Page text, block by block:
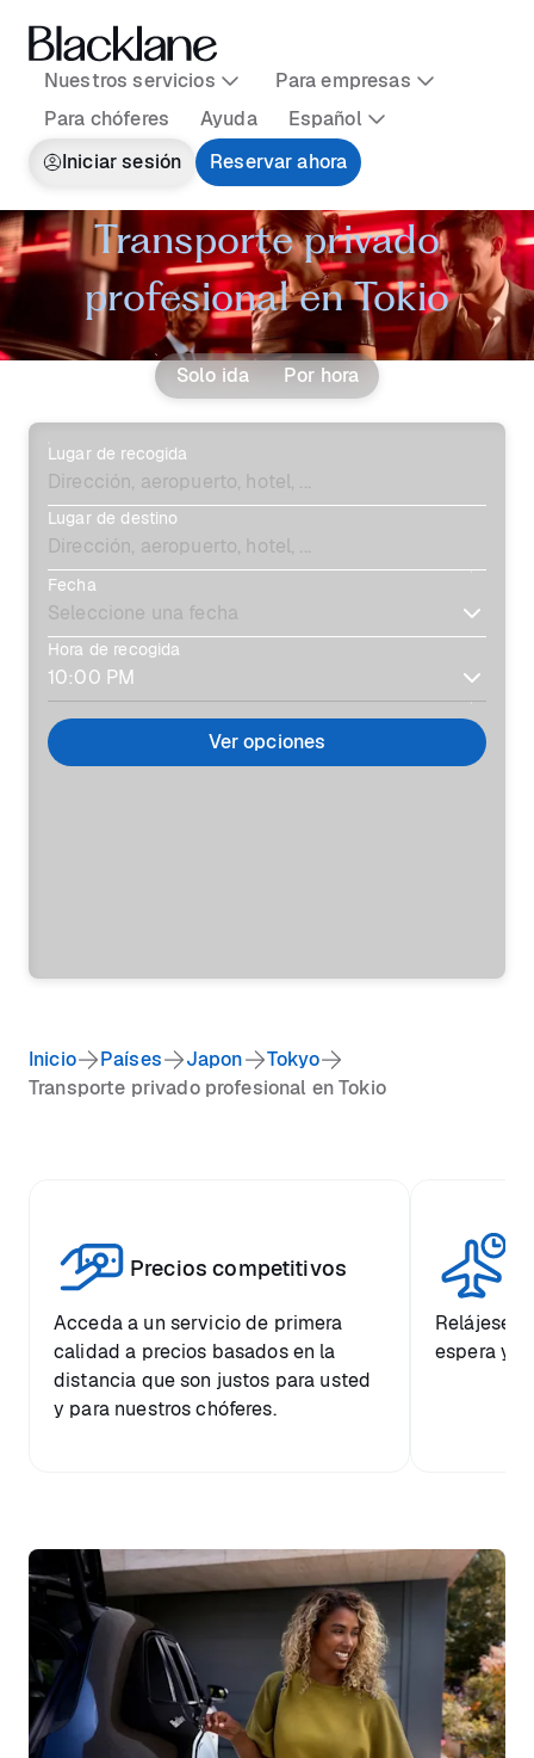
Nuestros servicios
Para empresas
Para chóferes
Ayuda
Español
Iniciar sesión
Reservar ahora
Transporte privado
profesional en Tokio
Solo ida Por hora
Lugar de recogida
Lugar de destino
Fecha
Hora de recogida
Ver opciones
Inicio Países Japon
Tokyo
Transporte privado profesional en Tokio
Precios competitivos
Acceda a un servicio de primera
calidad a precios basados en la
distancia que son justos para usted
y para nuestros chóferes.
Relájese
espera y